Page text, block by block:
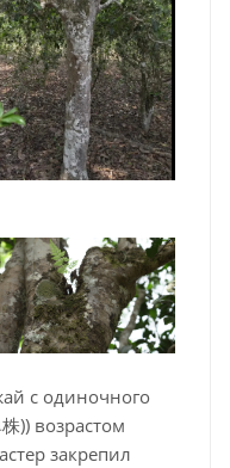
с одиночного
)) возрастом
закрепил